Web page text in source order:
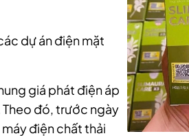
dự án điện mặt
giá phát điện áp
Theo đó, trước ngày
điện chất thải